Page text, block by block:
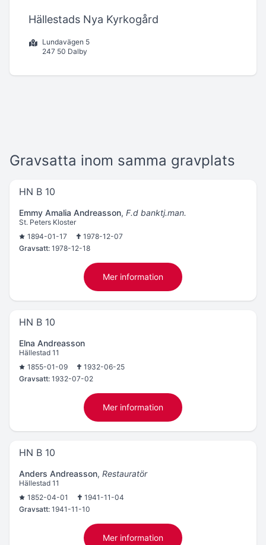
Hällestads Nya Kyrkogård
Lundavägen 5
247 50 Dalby
Gravsatta inom samma gravplats
HN B 10
Emmy Amalia Andreasson, F.d banktj.man.
St. Peters Kloster
1894-01-17
1978-12-07
Gravsatt: 1978-12-18
Mer information
HN B 10
Elna Andreasson
Hällestad 11
1855-01-09
1932-06-25
Gravsatt: 1932-07-02
Mer information
HN B 10
Anders Andreasson, Restauratör
Hällestad 11
1852-04-01
1941-11-04
Gravsatt: 1941-11-10
Mer information